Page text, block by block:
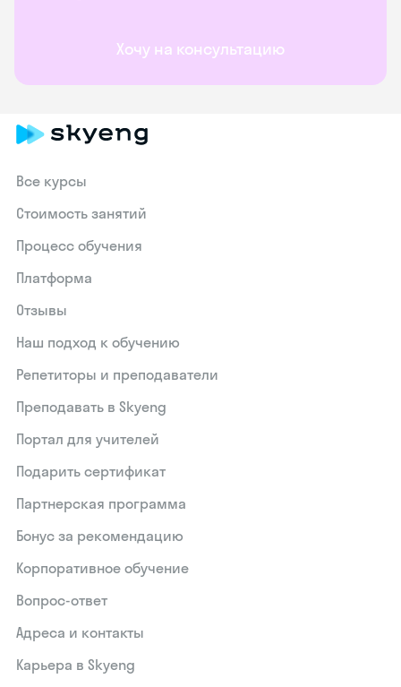
Хочу на консультацию
Все курсы
Стоимость занятий
Процесс обучения
Платформа
Отзывы
Наш подход к обучению
Репетиторы и преподаватели
Преподавать в Skyeng
Портал для учителей
Подарить сертификат
Партнерская программа
Бонус за рекомендацию
Корпоративное обучение
Вопрос-ответ
Адреса и контакты
Карьера в Skyeng